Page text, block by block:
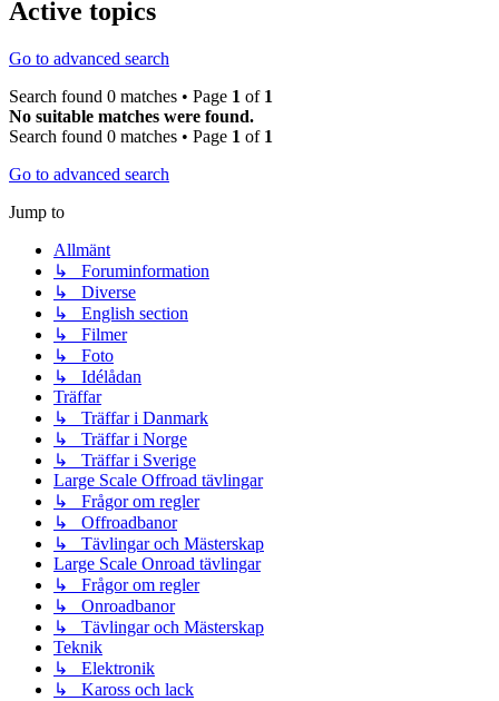
Active topics
Go to advanced search
Search found 0 matches • Page 1 of 1
No suitable matches were found.
Search found 0 matches • Page 1 of 1
Go to advanced search
Jump to
Allmänt
↳ Foruminformation
↳ Diverse
↳ English section
↳ Filmer
↳ Foto
↳ Idélådan
Träffar
↳ Träffar i Danmark
↳ Träffar i Norge
↳ Träffar i Sverige
Large Scale Offroad tävlingar
↳ Frågor om regler
↳ Offroadbanor
↳ Tävlingar och Mästerskap
Large Scale Onroad tävlingar
↳ Frågor om regler
↳ Onroadbanor
↳ Tävlingar och Mästerskap
Teknik
↳ Elektronik
↳ Kaross och lack